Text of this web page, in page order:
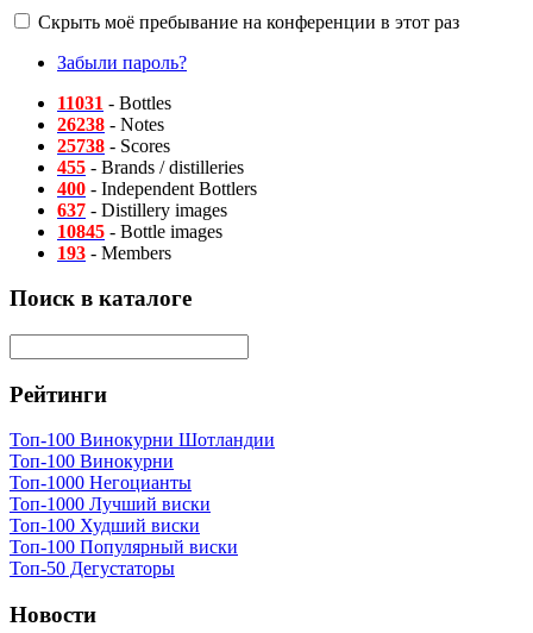
Скрыть моё пребывание на конференции в этот раз
Забыли пароль?
11031 - Bottles
26238 - Notes
25738 - Scores
455 - Brands / distilleries
400 - Independent Bottlers
637 - Distillery images
10845 - Bottle images
193 - Members
Поиск в каталоге
Рейтинги
Топ-100 Винокурни Шотландии
Топ-100 Винокурни
Топ-1000 Негоцианты
Топ-1000 Лучший виски
Топ-100 Худший виски
Топ-100 Популярный виски
Топ-50 Дегустаторы
Новости